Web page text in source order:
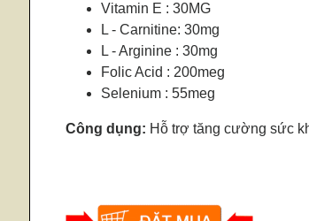
Vitamin E : 30MG
L - Carnitine: 30mg
L - Arginine : 30mg
Folic Acid : 200meg
Selenium : 55meg
Công dụng: Hỗ trợ tăng cường sức